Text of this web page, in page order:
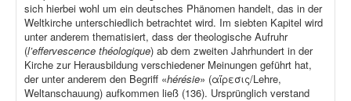
sich hierbei wohl um ein deutsches Phänomen handelt, das in der
Weltkirche unterschiedlich betrachtet wird. Im siebten Kapitel wird
unter anderem thematisiert, dass der theologische Aufruhr
(l’effervescence théologique) ab dem zweiten Jahrhundert in der
Kirche zur Herausbildung verschiedener Meinungen geführt hat,
der unter anderem den Begriff «hérésie» (αἵρεσις/Lehre,
Weltanschauung) aufkommen ließ (136). Ursprünglich verstand